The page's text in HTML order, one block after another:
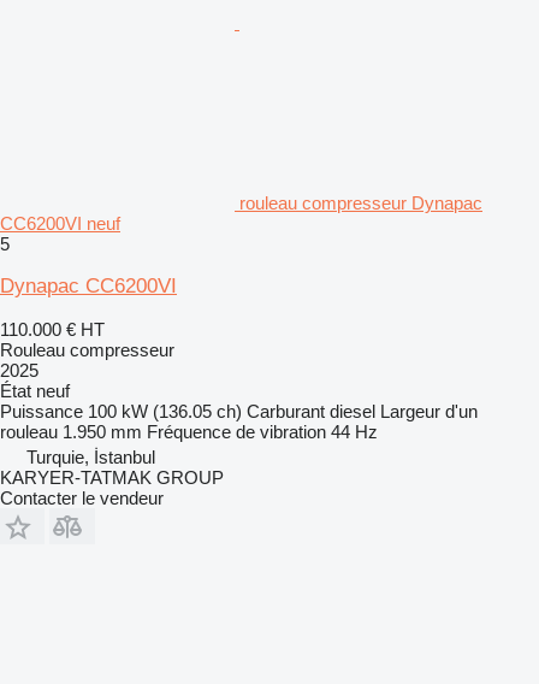
rouleau compresseur Dynapac
CC6200VI neuf
5
Dynapac CC6200VI
110.000 € HT
Rouleau compresseur
2025
État neuf
Puissance 100 kW (136.05 ch) Carburant diesel Largeur d'un
rouleau 1.950 mm Fréquence de vibration 44 Hz
Turquie, İstanbul
KARYER-TATMAK GROUP
Contacter le vendeur